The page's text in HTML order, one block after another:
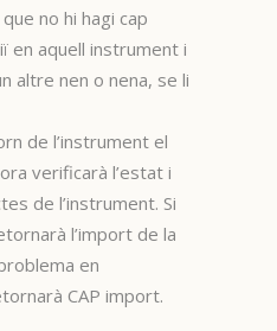
no hi hagi cap
en aquell instrument i
altre nen o nena, se li
de l’instrument el
verificarà l’estat i
de l’instrument. Si
l’import de la
en
CAP import.